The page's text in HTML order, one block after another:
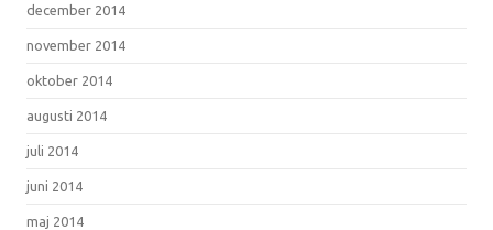
december 2014
november 2014
oktober 2014
augusti 2014
juli 2014
juni 2014
maj 2014